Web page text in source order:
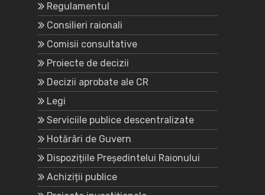
Regulamentul
Consilieri raionali
Comisii consultative
Proiecte de decizii
Decizii aprobate ale CR
Legi
Serviciile publice descentralizate
Hotărâri de Guvern
Dispozițiile Președintelui Raionului
Achiziții publice